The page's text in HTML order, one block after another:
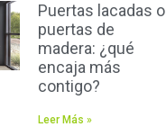
Puertas lacadas o
puertas de
madera: ¿qué
encaja más
contigo?
Leer Más »